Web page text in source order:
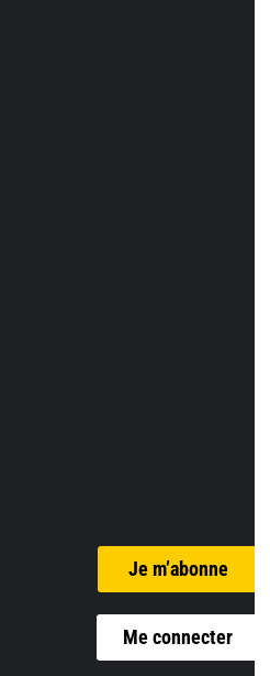
Je m’abonne
Me connecter